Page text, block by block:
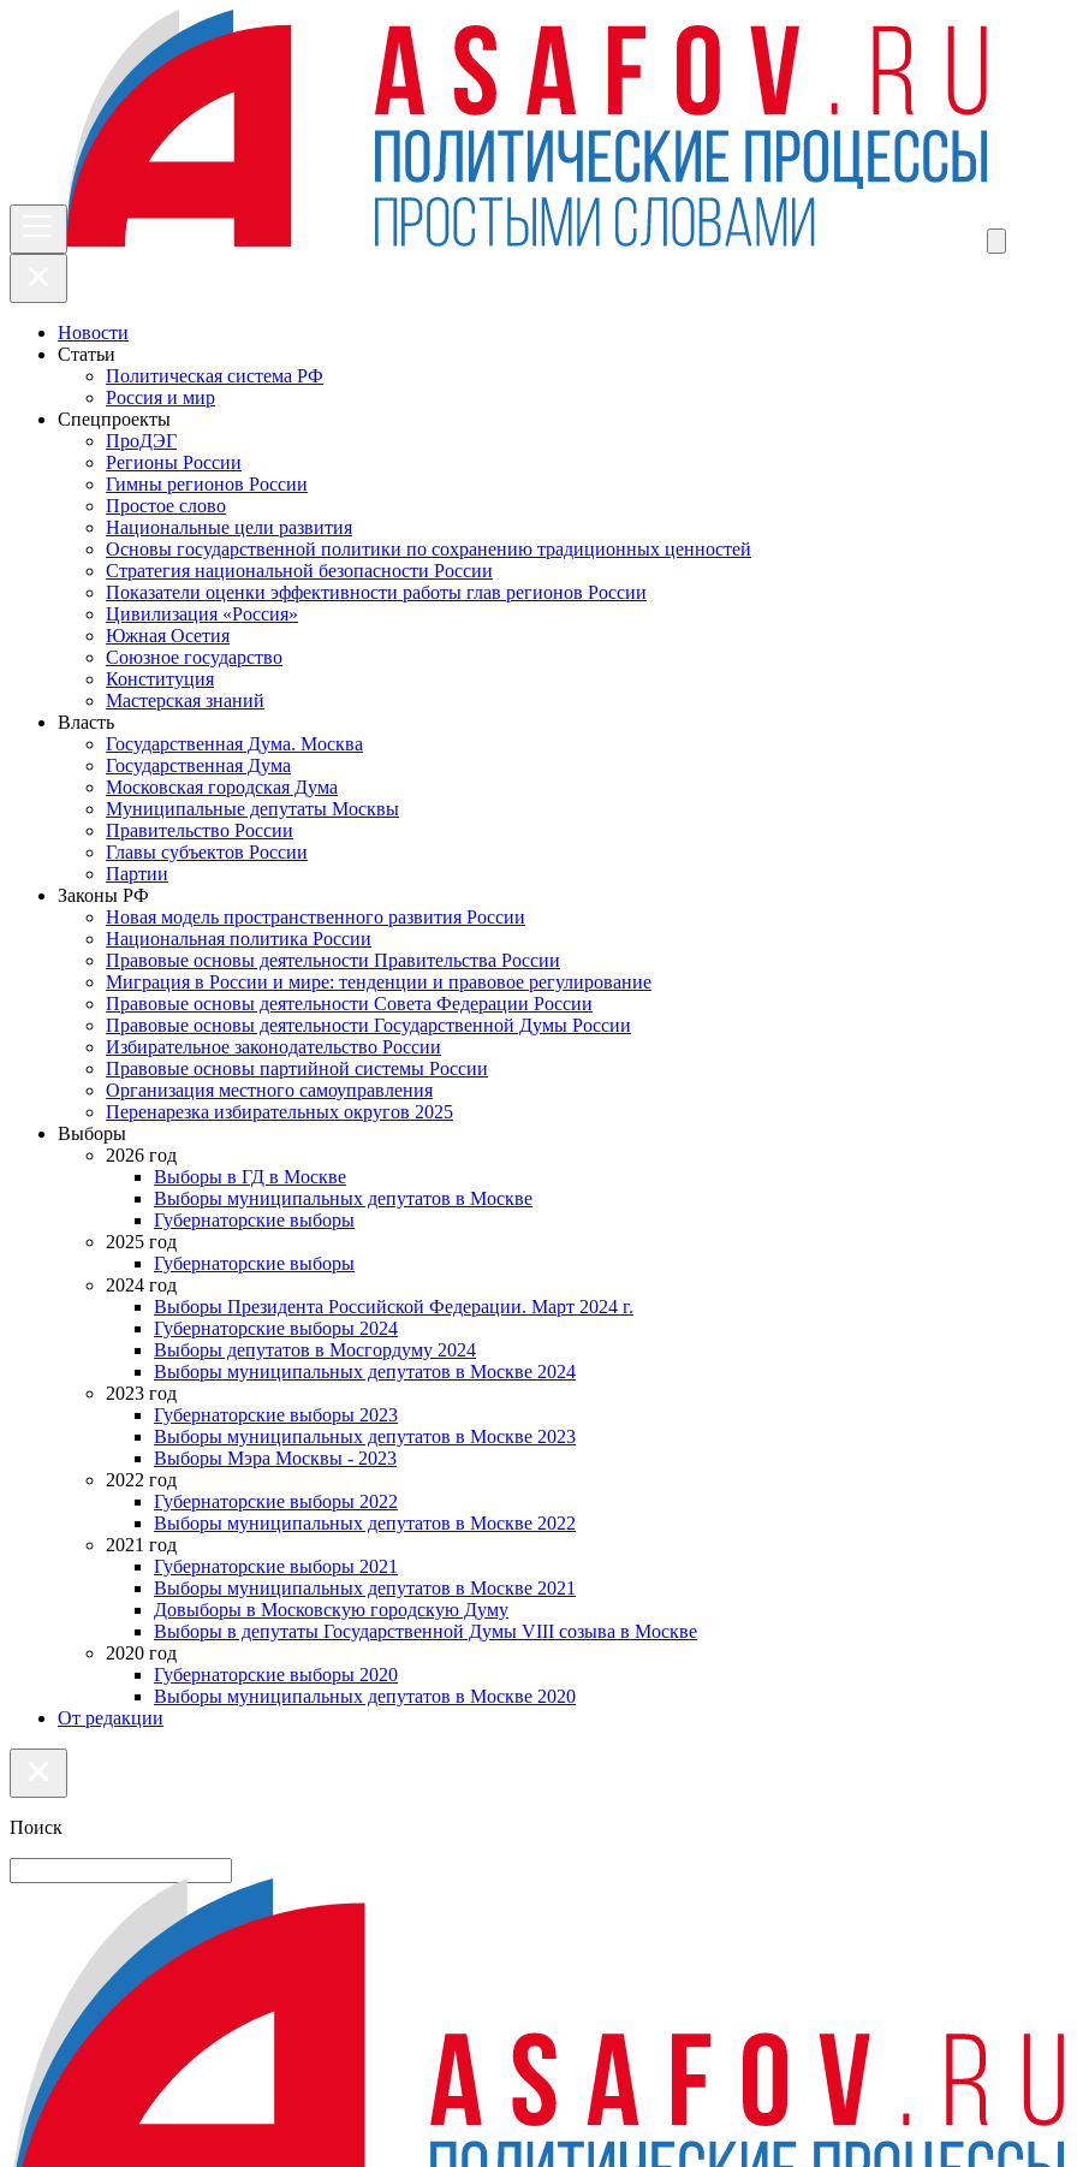
Новости
Статьи
Политическая система РФ
Россия и мир
Спецпроекты
ПроДЭГ
Регионы России
Гимны регионов России
Простое слово
Национальные цели развития
Основы государственной политики по сохранению традиционных ценностей
Стратегия национальной безопасности России
Показатели оценки эффективности работы глав регионов России
Цивилизация «Россия»
Южная Осетия
Союзное государство
Конституция
Мастерская знаний
Власть
Государственная Дума. Москва
Государственная Дума
Московская городская Дума
Муниципальные депутаты Москвы
Правительство России
Главы субъектов России
Партии
Законы РФ
Новая модель пространственного развития России
Национальная политика России
Правовые основы деятельности Правительства России
Миграция в России и мире: тенденции и правовое регулирование
Правовые основы деятельности Совета Федерации России
Правовые основы деятельности Государственной Думы России
Избирательное законодательство России
Правовые основы партийной системы России
Организация местного самоуправления
Перенарезка избирательных округов 2025
Выборы
2026 год
Выборы в ГД в Москве
Выборы муниципальных депутатов в Москве
Губернаторские выборы
2025 год
Губернаторские выборы
2024 год
Выборы Президента Российской Федерации. Март 2024 г.
Губернаторские выборы 2024
Выборы депутатов в Мосгордуму 2024
Выборы муниципальных депутатов в Москве 2024
2023 год
Губернаторские выборы 2023
Выборы муниципальных депутатов в Москве 2023
Выборы Мэра Москвы - 2023
2022 год
Губернаторские выборы 2022
Выборы муниципальных депутатов в Москве 2022
2021 год
Губернаторские выборы 2021
Выборы муниципальных депутатов в Москве 2021
Довыборы в Московскую городскую Думу
Выборы в депутаты Государственной Думы VIII созыва в Москве
2020 год
Губернаторские выборы 2020
Выборы муниципальных депутатов в Москве 2020
От редакции
Поиск